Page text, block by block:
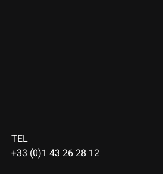
TEL
+33 (0)1 43 26 28 12